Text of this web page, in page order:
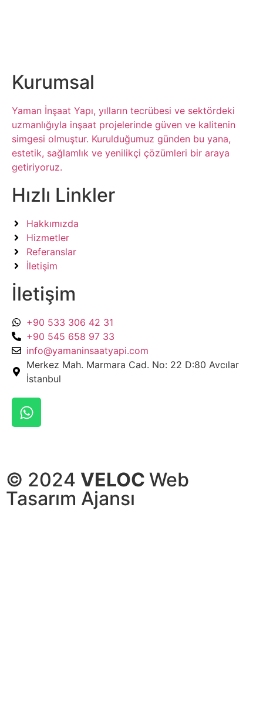
Kurumsal
Yaman İnşaat Yapı, yılların tecrübesi ve sektördeki
uzmanlığıyla inşaat projelerinde güven ve kalitenin
simgesi olmuştur. Kurulduğumuz günden bu yana,
estetik, sağlamlık ve yenilikçi çözümleri bir araya
getiriyoruz.
Hızlı Linkler
Hakkımızda
Hizmetler
Referanslar
İletişim
İletişim
+90 533 306 42 31
+90 545 658 97 33
info@yamaninsaatyapi.com
Merkez Mah. Marmara Cad. No: 22 D:80 Avcılar
İstanbul
© 2024 VELOC Web
Tasarım Ajansı